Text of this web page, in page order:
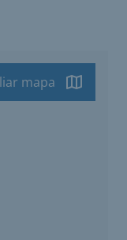
mapa